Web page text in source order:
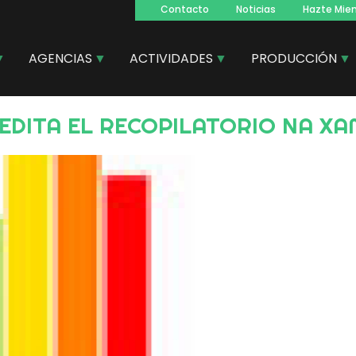
Navegacion
principal
Contacto Noticias Hazte
AGENCIAS ACTIVIDADES PRODUCCIÓN
EL RECOPILATORIO NA